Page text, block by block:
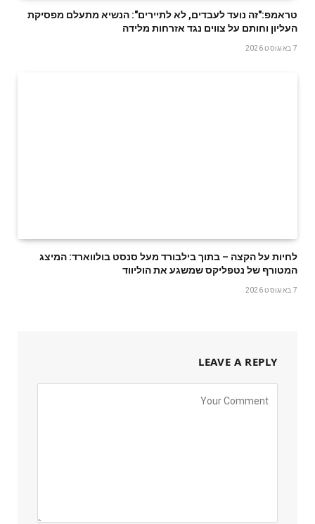
טראמפ:"זה נועד לעבדים, לא לתיירים": הנשיא מתעלם מפסיקת
העליון וחותם על צווים נגד אזרחות מלידה
7 באוגוסט 2026
לחיות על הקצה – בתוך בילבורד מעל סנסט בולווארד: המיצג
המטורף של נטפליקס שמשגע את הוליווד
7 באוגוסט 2026
LEAVE A REPLY